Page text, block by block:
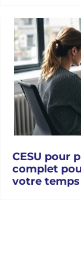
CESU pour
complet
votre temps